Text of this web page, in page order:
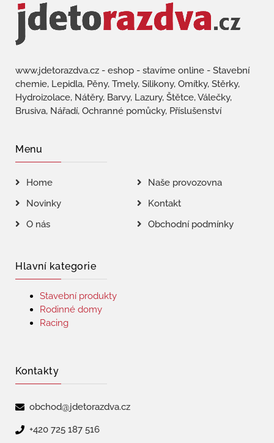
www.jdetorazdva.cz - eshop - stavíme online - Stavební
chemie, Lepidla, Pěny, Tmely, Silikony, Omítky, Stěrky,
Hydroizolace, Nátěry, Barvy, Lazury, Štětce, Válečky,
Brusiva, Nářadí, Ochranné pomůcky, Příslušenství
Menu
Home
Naše provozovna
Novinky
Kontakt
O nás
Obchodní podmínky
Hlavní kategorie
Stavební produkty
Rodinné domy
Racing
Kontakty
obchod@jdetorazdva.cz
+420 725 187 516